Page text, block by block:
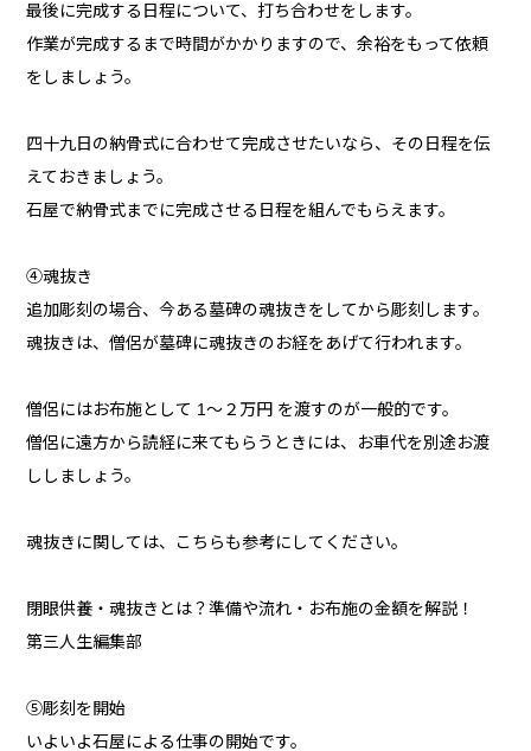
最後に完成する日程について、打ち合わせをします。
作業が完成するまで時間がかかりますので、余裕をもって依頼
をしましょう。
四十九日の納骨式に合わせて完成させたいなら、その日程を伝
えておきましょう。
石屋で納骨式までに完成させる日程を組んでもらえます。
④魂抜き
追加彫刻の場合、今ある墓碑の魂抜きをしてから彫刻します。
魂抜きは、僧侶が墓碑に魂抜きのお経をあげて行われます。
僧侶にはお布施として 1～２万円 を渡すのが一般的です。
僧侶に遠方から読経に来てもらうときには、お車代を別途お渡
ししましょう。
魂抜きに関しては、こちらも参考にしてください。
閉眼供養・魂抜きとは？準備や流れ・お布施の金額を解説！
第三人生編集部
⑤彫刻を開始
いよいよ石屋による仕事の開始です。